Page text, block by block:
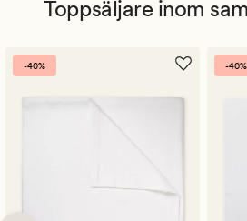
Toppsäljare inom
-40% -40%